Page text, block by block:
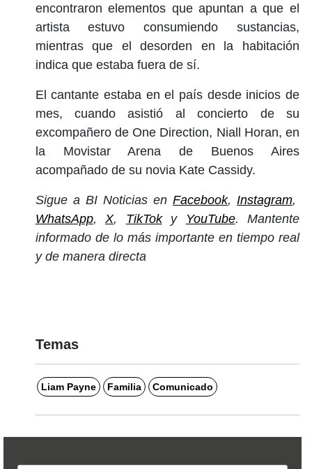
encontraron elementos que apuntan a que el
artista estuvo consumiendo sustancias,
mientras que el desorden en la habitación
indica que estaba fuera de sí.
El cantante estaba en el país desde inicios de
mes, cuando asistió al concierto de su
excompañero de One Direction, Niall Horan, en
la Movistar Arena de Buenos Aires
acompañado de su novia Kate Cassidy.
Sigue a BI Noticias en Facebook, Instagram,
WhatsApp,X, TikToky YouTube. Mantente
informado de lo más importante en tiempo real
y de manera directa
Temas
Liam Payne Familia Comunicado